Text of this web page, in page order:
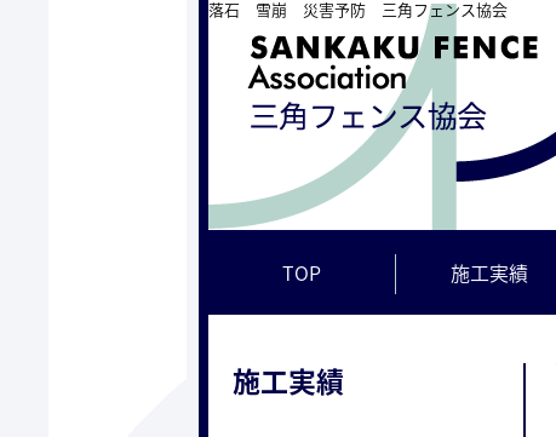
落石 雪崩 災害予防 三角フェンス協会
TOP 施工実績
施工実績